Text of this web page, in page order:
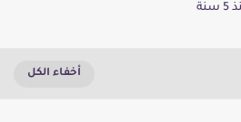
سنة